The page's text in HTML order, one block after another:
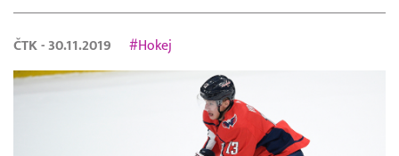
ČTK - 30.11.2019 #Hokej